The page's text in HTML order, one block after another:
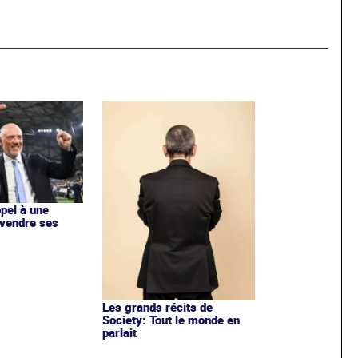
à une
ses
Les grands récits de
Society: Tout le monde en
parlait